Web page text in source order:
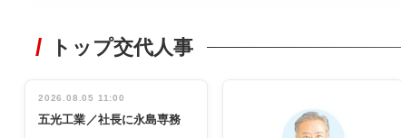
非鉄業界で
管理職編
インタビュ
ー／社内ア
INTERVIEW
トップ交代人事
2026.08.05 11:00
五光工業／社長に永島専務